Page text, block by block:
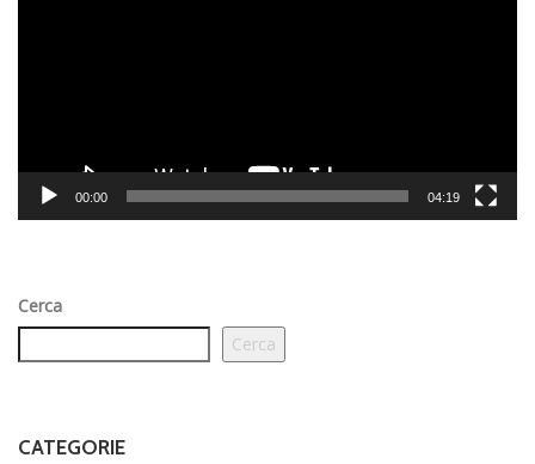
00:00 04:19
Cerca
Cerca
CATEGORIE